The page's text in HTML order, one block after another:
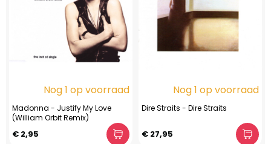
Nog 1 op voorraad
Madonna - Justify My Love
(William Orbit Remix)
€ 2,95
Nog 1 op voorraad
Dire Straits - Dire Straits
€ 27,95